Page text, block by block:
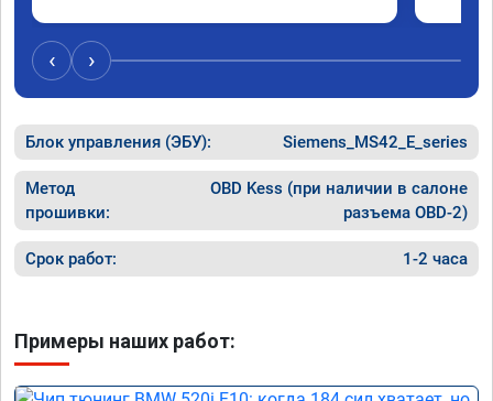
‹ ›
Блок управления (ЭБУ): Siemens_MS42_E_series
Метод
прошивки:
OBD Kess (при наличии в салоне
разъема OBD-2)
Срок работ: 1-2 часа
Примеры наших работ: